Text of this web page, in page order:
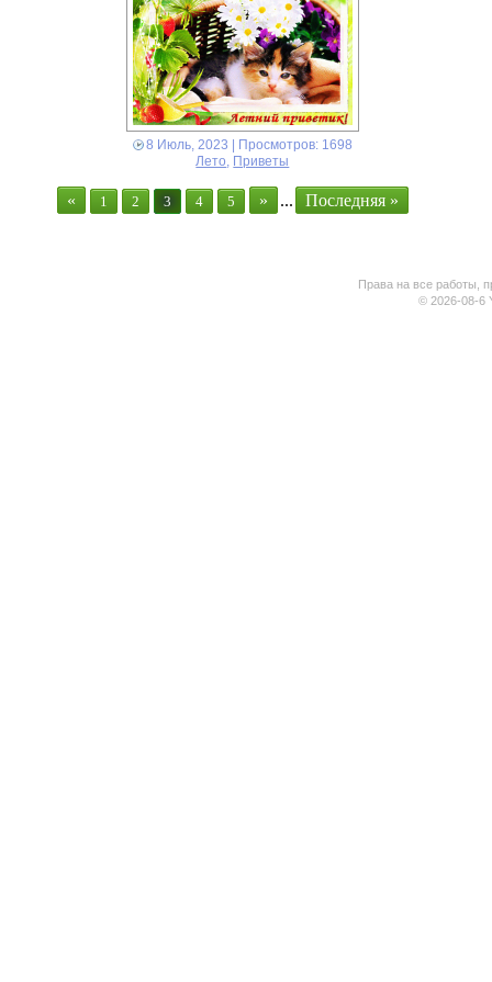
8 Июль, 2023 | Просмотров: 1698
Лето Приветы
« 1 2 3 4 5 » ... Последняя »
Права на все работы,
© 2026-08-6